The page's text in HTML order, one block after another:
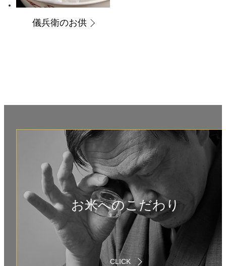
儀兵衛のお供
お米へのこだわり
CLICK